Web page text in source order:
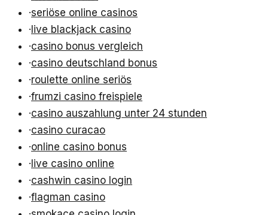
·seriöse online casinos
· live blackjack casino
·casino bonus vergleich
·casino deutschland bonus
·roulette online seriös
·frumzi casino freispiele
·casino auszahlung unter 24 stunden
·casino curacao
·online casino bonus
· live casino online
·cashwin casino login
·flagman casino